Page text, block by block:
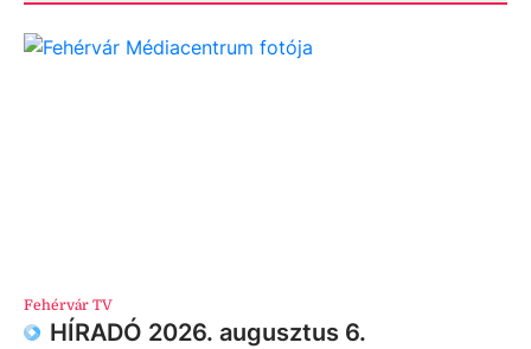
Fehérvár TV
HÍRADÓ 2026. augusztus 6.